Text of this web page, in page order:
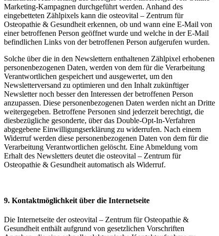
Marketing-Kampagnen durchgeführt werden. Anhand des
eingebetteten Zählpixels kann die osteovital – Zentrum für
Osteopathie & Gesundheit erkennen, ob und wann eine E-Mail von
einer betroffenen Person geöffnet wurde und welche in der E-Mail
befindlichen Links von der betroffenen Person aufgerufen wurden.
Solche über die in den Newslettern enthaltenen Zählpixel erhobenen
personenbezogenen Daten, werden von dem für die Verarbeitung
Verantwortlichen gespeichert und ausgewertet, um den
Newsletterversand zu optimieren und den Inhalt zukünftiger
Newsletter noch besser den Interessen der betroffenen Person
anzupassen. Diese personenbezogenen Daten werden nicht an Dritte
weitergegeben. Betroffene Personen sind jederzeit berechtigt, die
diesbezügliche gesonderte, über das Double-Opt-In-Verfahren
abgegebene Einwilligungserklärung zu widerrufen. Nach einem
Widerruf werden diese personenbezogenen Daten von dem für die
Verarbeitung Verantwortlichen gelöscht. Eine Abmeldung vom
Erhalt des Newsletters deutet die osteovital – Zentrum für
Osteopathie & Gesundheit automatisch als Widerruf.
9. Kontaktmöglichkeit über die Internetseite
Die Internetseite der osteovital – Zentrum für Osteopathie &
Gesundheit enthält aufgrund von gesetzlichen Vorschriften